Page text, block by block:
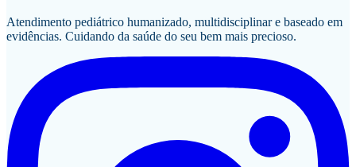
Atendimento pediátrico humanizado, multidisciplinar e baseado em
evidências. Cuidando da saúde do seu bem mais precioso.